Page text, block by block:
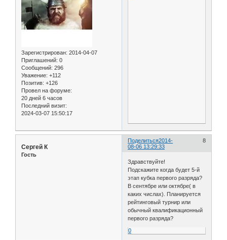
Зарегистрирован: 2014-04-07
Приглашений: 0
Сообщений: 296
Уважение: +112
Позитив: +126
Провел на форуме:
20 дней 6 часов
Последний визит:
2024-03-07 15:50:17
Поделиться 8
2014-
08-06 13:29:33
Сергей К
Гость
Здравствуйте!
Подскажите когда будет 5-й
этап кубка первого разряда?
В сентябре или октябре( в
каких числах). Планируется
рейтинговый турнир или
обычный квалификационный
первого разряда?
0